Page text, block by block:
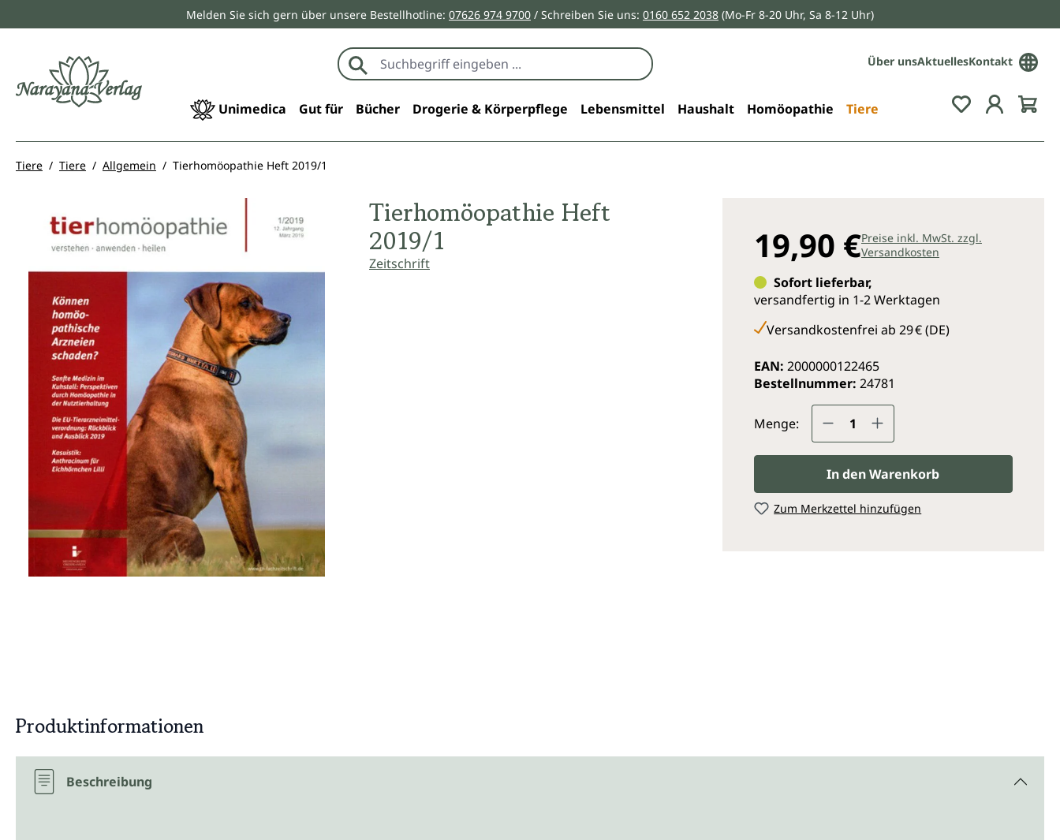
Zur Hauptnavigation springenMelden Sie sich gern über unsere Bestellhotline: 07626 974 9700 / Schreiben Sie uns: 0160 652 2038 (Mo-Fr 8-20 Uhr, Sa 8-12 Uhr)
Über unsAktuellesKontakt
Unimedica Gut für Bücher Drogerie & Körperpflege Lebensmittel Haushalt Homöopathie Tiere Du hast 0
Tiere Tiere Allgemein Tierhomöopathie Heft 2019/1
Tierhomöopathie Heft
2019/1
Zeitschrift 19,90 €Preise inkl. MwSt. zzgl.
Versandkosten
Sofort lieferbar,
versandfertig in 1-2 Werktagen
Versandkostenfrei ab 29 € (DE)
EAN: 2000000122465
Bestellnummer: 24781
Menge: Produkt Anzahl: Gib den
In den Warenkorb
Zum Merkzettel hinzufügen
Produktinformationen
Beschreibung